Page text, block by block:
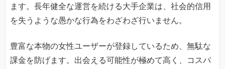
ます。長年健全な運営を続ける大手企業は、社会的信用
を失うような愚かな行為をわざわざ行いません。
豊富な本物の女性ユーザーが登録しているため、無駄な
課金を防げます。出会える可能性が極めて高く、コスパ